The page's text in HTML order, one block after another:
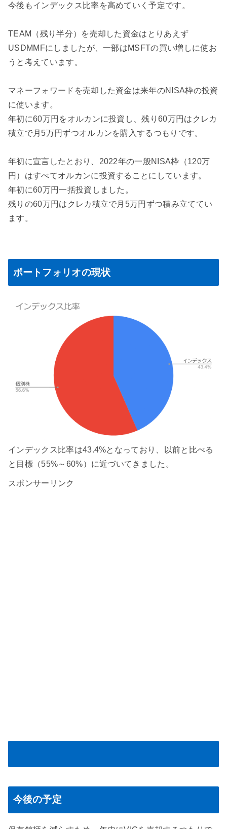
今後もインデックス比率を高めていく予定です。
TEAM（残り半分）を売却した資金はとりあえず
USDMMFにしましたが、一部はMSFTの買い増しに使お
うと考えています。
マネーフォワードを売却した資金は来年のNISA枠の投資
に使います。
年初に60万円をオルカンに投資し、残り60万円はクレカ
積立で月5万円ずつオルカンを購入するつもりです。
年初に宣言したとおり、2022年の一般NISA枠（120万
円）はすべてオルカンに投資することにしています。
年初に60万円一括投資しました。
残りの60万円はクレカ積立で月5万円ずつ積み立ててい
ます。
ポートフォリオの現状
インデックス比率は43.4%となっており、以前と比べる
と目標（55%～60%）に近づいてきました。
スポンサーリンク
今後の予定